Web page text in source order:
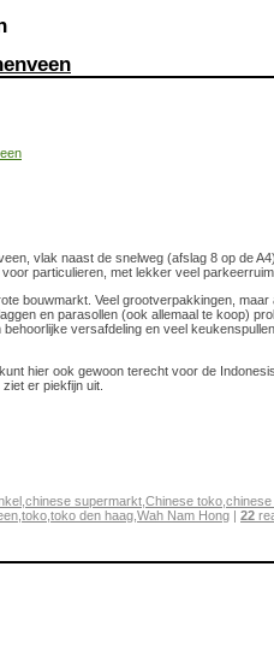
vlak naast de snelweg (afslag 8 op de
particulieren, met lekker veel
bouwmarkt. Veel grootverpakkingen,
en parasollen (ook allemaal te koop)
versafdeling en veel
hier ook gewoon terecht voor de
er piekfijn uit.
chinese supermarkt Chinese toko chinese
toko toko den haag Wah Nam Hong | 22